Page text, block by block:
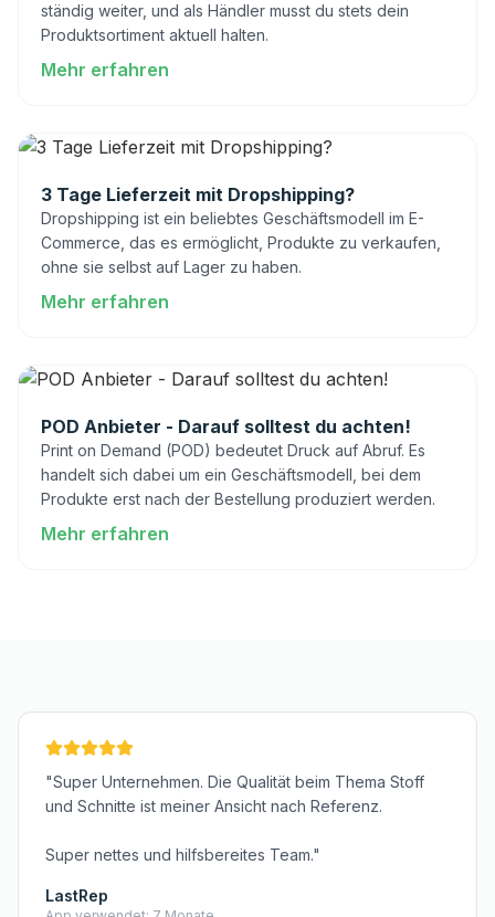
ständig weiter, und als Händler musst du stets dein
Produktsortiment aktuell halten.
Mehr erfahren
: Die Top 10 Print on Demand Produkte 2024
3 Tage Lieferzeit mit Dropshipping?
Dropshipping ist ein beliebtes Geschäftsmodell im E-
Commerce, das es ermöglicht, Produkte zu verkaufen,
ohne sie selbst auf Lager zu haben.
Mehr erfahren
: 3 Tage Lieferzeit mit Dropshipping?
POD Anbieter - Darauf solltest du achten!
Print on Demand (POD) bedeutet Druck auf Abruf. Es
handelt sich dabei um ein Geschäftsmodell, bei dem
Produkte erst nach der Bestellung produziert werden.
Mehr erfahren
: POD Anbieter - Darauf solltest du achten!
"Super Unternehmen. Die Qualität beim Thema Stoff
und Schnitte ist meiner Ansicht nach Referenz.
Super nettes und hilfsbereites Team."
LastRep